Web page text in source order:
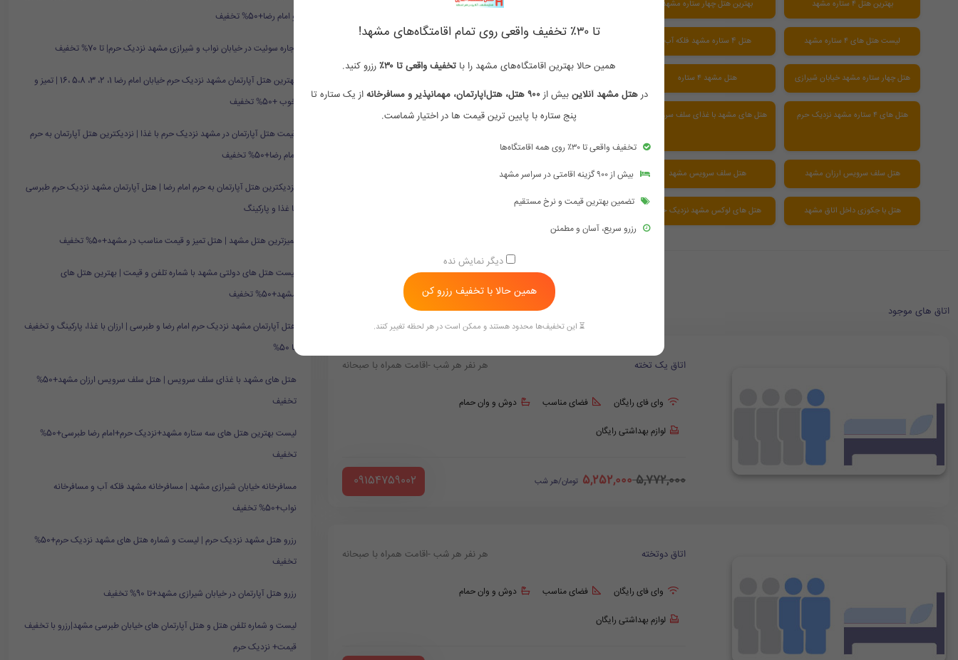
بهترین هتل ۴ ستاره مشهد بهترین هتل چهار ستاره مشهد
لیست هتل های ۴ ستاره مشهد هتل 4 ستاره مشهد فلکه آب هتل چهار ستاره مشهد خیابان امام رضا
هتل چهار ستاره مشهد خیابان شیرازی هتل مشهد ۴ ستاره
هتل های ۴ ستاره مشهد نزدیک حرم هتل های مشهد با غذای سلف سرویس
هتل های مشهد با غذای سلف سرویس
لیست هتل های سلف سرویس مشهد
هتل سلف سرویس ارزان مشهد هتل سلف سرویس مشهد قیمت هتل های لوکس مشهد
هتل با جکوزی داخل اتاق مشهد هتل های لوکس مشهد نزدیک حرم
اتاق های موجود
اتاق یک تخته هر نفر هر شب -اقامت همراه با صبحانه
وای فای رایگان فضای مناسب دوش و وان حمام
لوازم بهداشتی رایگان
5,772,000
5,252,000 تومان/هر شب ‪ 09154759002
اتاق دوتخته هر نفر هر شب -اقامت همراه با صبحانه
وای فای رایگان فضای مناسب دوش و وان حمام
لوازم بهداشتی رایگان
و امام رضا+50% تخفیف
اجاره سوئیت در خیابان نواب و شیرازی مشهد نزدیک حرم| تا 70% تخفیف
بهترین هتل آپارتمان مشهد نزدیک حرم خیابان امام رضا 1، 2، 3، 5،8 ،16 | تمیز و
خوب +50% تخفیف
قیمت هتل آپارتمان در مشهد نزدیک حرم با غذا | نزدیکترین هتل آپارتمان به حرم
امام رضا+50% تخفیف
نزدیکترین هتل آپارتمان به حرم امام رضا | هتل آپارتمان مشهد نزدیک حرم طبرسی
با غذا و پارکینگ
تمیزترین هتل مشهد | هتل تمیز و قیمت مناسب در مشهد+50% تخفیف
لیست هتل های دولتی مشهد با شماره تلفن و قیمت | بهترین هتل های
مشهد+50% تخفیف
هتل آپارتمان مشهد نزدیک حرم امام رضا و طبرسی | ارزان با غذا، پارکینگ و تخفیف
تا 50%
هتل های مشهد با غذای سلف سرویس | هتل سلف سرویس ارزان مشهد+50%
تخفیف
لیست بهترین هتل های سه ستاره مشهد+نزدیک حرم+امام رضا طبرسی+50%
تخفیف
مسافرخانه خیابان شیرازی مشهد | مسافرخانه مشهد فلکه آب و مسافرخانه
نواب+50% تخفیف
رزرو هتل مشهد نزدیک حرم | لیست و شماره هتل های مشهد نزدیک حرم+50%
تخفیف
رزرو هتل آپارتمان در خیابان شیرازی مشهد+تا 90% تخفیف
لیست و شماره تلفن هتل و هتل آپارتمان های خیابان طبرسی مشهد|رزرو با تخفیف
قیمت+ نزدیک حرم
تا ۳۰٪ تخفیف واقعی روی تمام اقامتگاه‌های مشهد!
همین حالا بهترین اقامتگاه‌های مشهد را با تخفیف واقعی تا ۳۰٪
رزرو کنید.
درهتل مشهد آنلاین بیش از۹۰۰ هتل، هتل‌آپارتمان، مهمانپذیر و مسافرخانه
از یک ستاره تا
پنج ستاره با پایین ترین قیمت ها در اختیار شماست.
تخفیف واقعی تا ۳۰٪ روی همه اقامتگاه‌ها
بیش از ۹۰۰ گزینه اقامتی در سراسر مشهد
تضمین بهترین قیمت و نرخ مستقیم
رزرو سریع، آسان و مطمئن
دیگر نمایش نده
همین حالا با تخفیف رزرو کن
⏳ این تخفیف‌ها محدود هستند و ممکن است در هر لحظه تغییر کنند.